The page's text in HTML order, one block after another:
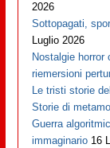
2026
Sottopagati,
Luglio 2026
Nostalgie horror
riemersioni
Le tristi storie
Storie di
Guerra
immaginario 16